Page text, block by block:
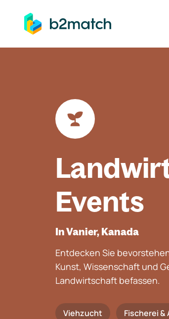
springen
Events
In Vanier, Kanada
Entdecken Sie
Kunst, Wissenschaft und
Landwirtschaft befassen.
Viehzucht Fischerei